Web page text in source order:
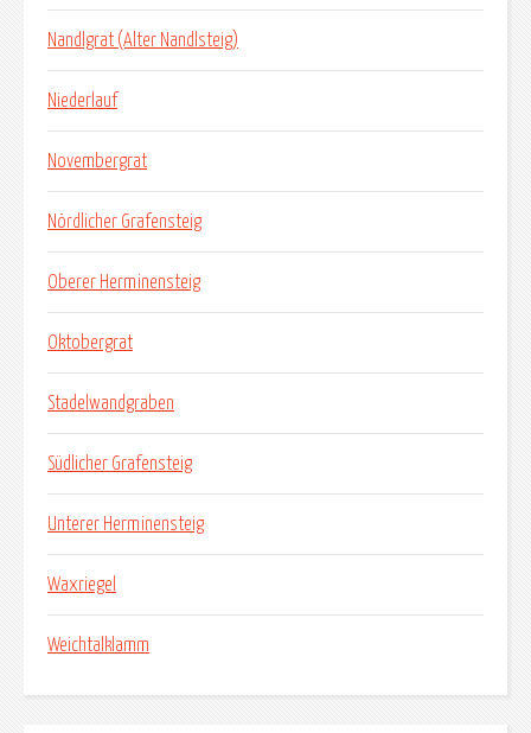
Nandlgrat (Alter Nandlsteig)
Niederlauf
Novembergrat
Nördlicher Grafensteig
Oberer Herminensteig
Oktobergrat
Stadelwandgraben
Südlicher Grafensteig
Unterer Herminensteig
Waxriegel
Weichtalklamm